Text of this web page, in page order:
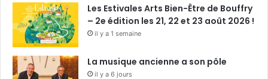
Les Estivales Arts Bien-Être de Bouffry
– 2e édition les 21, 22 et 23 août 2026 !
il y a 1 semaine
La musique ancienne a son pôle
il y a 6 jours